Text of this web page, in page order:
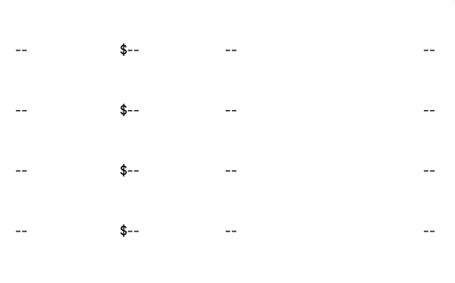
-- $-- -- --
-- $-- -- --
-- $-- -- --
-- $-- -- --